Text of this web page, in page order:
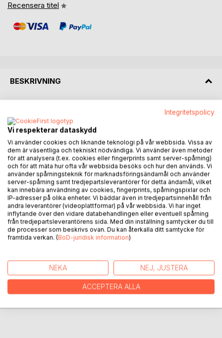
Recensera titel
BESKRIVNING
Leende landskap mellan Västgötabergen, idylliska
småstäder, karga hedar belysta av gyllene ärttärne och
ginst i Bretagnes kustområden; tuberkulosen – trettiotalets
gissel, klasskillnader som var mer markanta än i vår tid och
40-talets krigshot.
Tidsanda och miljöer som i viss mån formade Katrins liv.
Men det som starkast präglat henne är kärleken till de två
männen i hennes liv. Den försynte och tystlåtne Knut och
den charmerande, ansvarslöse Gunnar.
Genom dem får hon uppleva mycket glädje men också
djup sorg. Ett liv fyllt av både ljusa och mörka sidor.
FÖRFATTARE
KOMMENTARER I PRESSEN
RECENSIONER
Integritetspolicy
Vi respekterar dataskydd
Vi använder cookies och liknande teknologi på vår webbsida. Vissa av
dem är väsentliga och tekniskt nödvändiga. Vi använder även metoder
för att analysera (t.ex. cookies eller fingerprints samt server-spårning)
och för att mäta hur ofta vår webbsida besöks och hur den används. Vi
använder spårningsteknik för marknadsföringsändamål och använder
server-spårning samt tredjepartsleverantörer för detta ändamål, vilket
kan innebära användning av cookies, fingerprints, spårningspixlar och
IP-adresser på olika enheter. Vi bäddar även in tredjepartsinnehåll från
andra leverantörer (videoplattformar) på vår webbsida. Vi har inget
inflytande över den vidare databehandlingen eller eventuell spårning
från tredjepartsleverantörens sida. Med din inställning samtycker du till
de processer som beskrivs ovan. Du kan återkalla ditt samtycke för
framtida verkan. (BoD-juridisk information)
NEKA NEJ, JUSTERA
ACCEPTERA ALLA